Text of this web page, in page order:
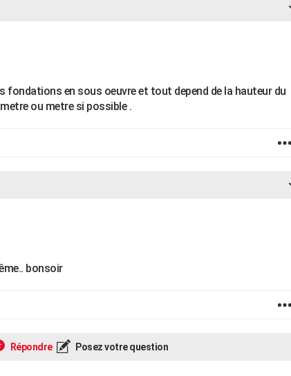
fondations en sous oeuvre et tout depend de la hauteur du
ou metre si possible .
bonsoir
Répondre Posez votre question